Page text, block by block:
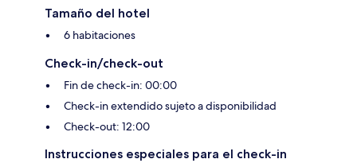
Tamaño del hotel
6 habitaciones
Check-in/check-out
Fin de check-in: 00:00
Check-in extendido sujeto a disponibilidad
Check-out: 12:00
Instrucciones especiales para el check-in